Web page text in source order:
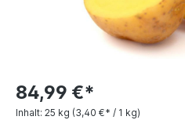
84,99 €*
Inhalt: 25 kg (3,40 €* / 1 kg)